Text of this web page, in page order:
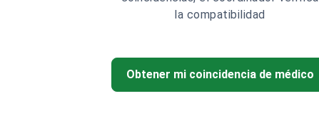
la compatibilidad
Obtener mi coincidencia de médico